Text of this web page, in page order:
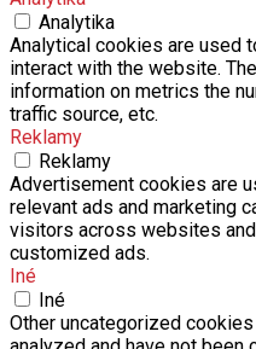
Analytika
Analytical cookies are used
interact with the website.
information on metrics the
traffic source, etc.
Reklamy
Reklamy
Advertisement cookies are
relevant ads and marketing
visitors across websites
customized ads.
Iné
Iné
Other uncategorized